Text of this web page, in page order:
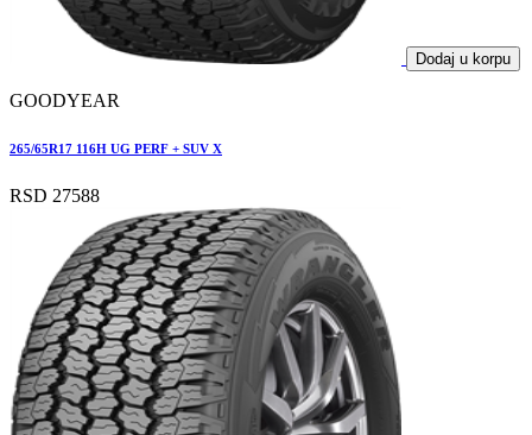
Dodaj u korpu
GOODYEAR
265/65R17 116H UG PERF + SUV X
RSD 27588